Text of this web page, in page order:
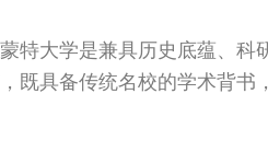
特大学是兼具历史底蕴、科
既具备传统名校的学术背